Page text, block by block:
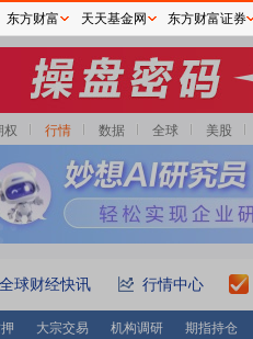
权 行情 数据 全球 美股
全球财经快讯 行情中心
大宗交易 机构调研 期指持仓
东方财富 天天基金网 东方财富证券